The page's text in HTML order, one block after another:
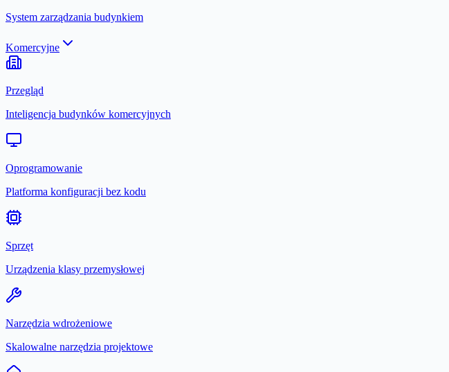
System zarządzania budynkiem
Komercyjne
Przegląd
Inteligencja budynków komercyjnych
Oprogramowanie
Platforma konfiguracji bez kodu
Sprzęt
Urządzenia klasy przemysłowej
Narzędzia wdrożeniowe
Skalowalne narzędzia projektowe